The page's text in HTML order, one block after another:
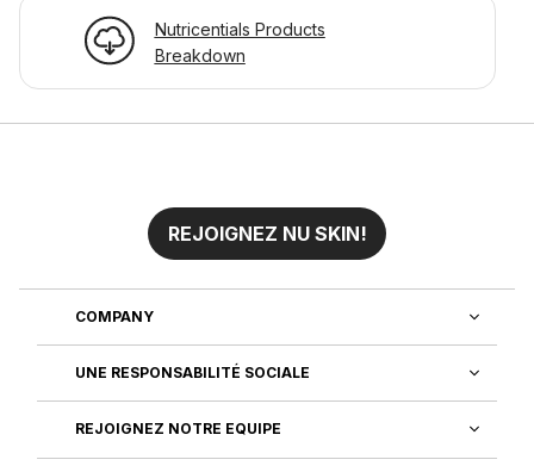
Nutricentials Products
Breakdown
REJOIGNEZ NU SKIN!
COMPANY
UNE RESPONSABILITÉ SOCIALE
REJOIGNEZ NOTRE EQUIPE